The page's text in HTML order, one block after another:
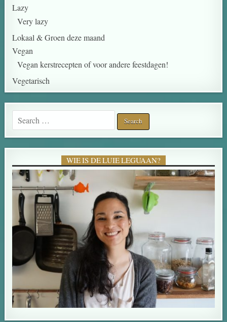
Lazy
Very lazy
Lokaal & Groen deze maand
Vegan
Vegan kerstrecepten of voor andere feestdagen!
Vegetarisch
Search for:
WIE IS DE LUIE LEGUAAN?